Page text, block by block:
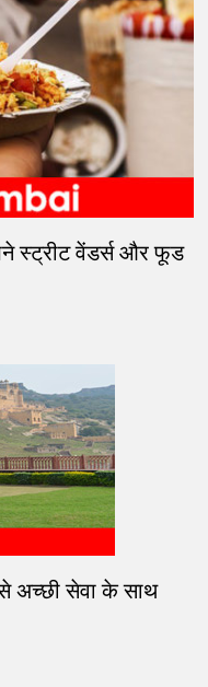
स्ट्रीट वेंडर्स और फूड
अच्छी सेवा के साथ